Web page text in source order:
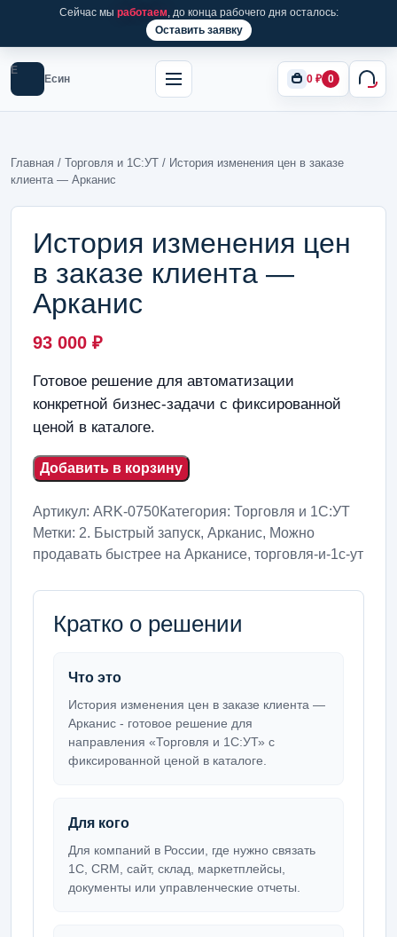
Сейчас мы работаем, до конца рабочего дня осталось:
Оставить заявку
Е
Есин 0 ₽ 0
Главная / Торговля и 1С:УТ / История изменения цен в заказе
клиента — Арканис
История изменения цен
в заказе клиента —
Арканис
93 000 ₽
Готовое решение для автоматизации
конкретной бизнес-задачи с фиксированной
ценой в каталоге.
Добавить в корзину
Артикул: ARK-0750Категория: Торговля и 1С:УТ
Метки: 2. Быстрый запуск, Арканис, Можно
продавать быстрее на Арканисе, торговля-и-1с-ут
Кратко о решении
Что это
История изменения цен в заказе клиента —
Арканис - готовое решение для
направления «Торговля и 1С:УТ» с
фиксированной ценой в каталоге.
Для кого
Для компаний в России, где нужно связать
1С, CRM, сайт, склад, маркетплейсы,
документы или управленческие отчеты.